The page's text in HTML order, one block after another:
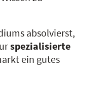
absolvierst,
spezialisierte
ein gutes